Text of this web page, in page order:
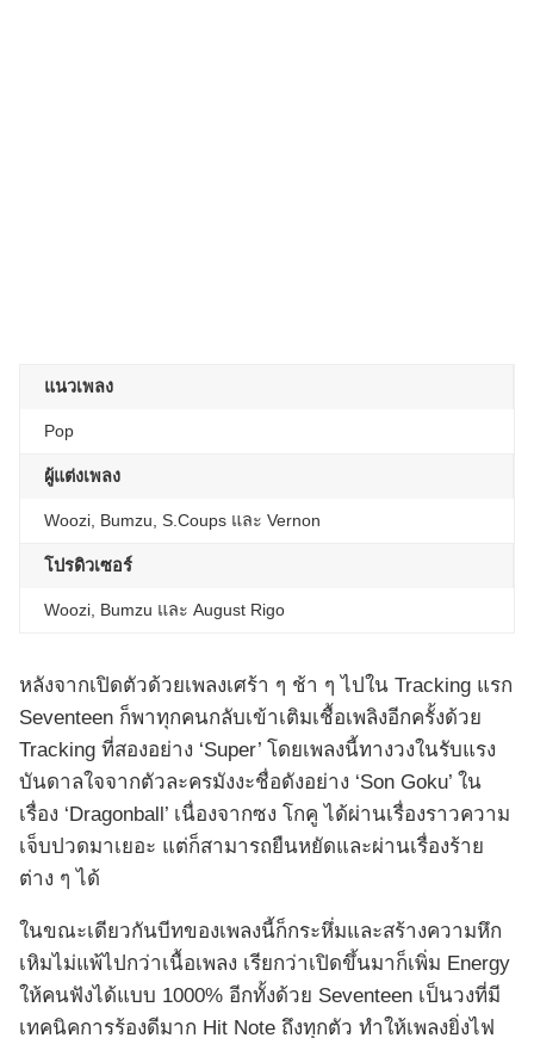
แนวเพลง
Pop
ผู้แต่งเพลง
Woozi, Bumzu, S.Coups และ Vernon
โปรดิวเซอร์
Woozi, Bumzu และ August Rigo
หลังจากเปิดตัวด้วยเพลงเศร้า ๆ ช้า ๆ ไปใน Tracking แรก
Seventeen ก็พาทุกคนกลับเข้าเติมเชื้อเพลิงอีกครั้งด้วย
Tracking ที่สองอย่าง ‘Super’ โดยเพลงนี้ทางวงในรับแรง
บันดาลใจจากตัวละครมังงะชื่อดังอย่าง ‘Son Goku’ ใน
เรื่อง ‘Dragonball’ เนื่องจากซง โกคู ได้ผ่านเรื่องราวความ
เจ็บปวดมาเยอะ แต่ก็สามารถยืนหยัดและผ่านเรื่องร้าย
ต่าง ๆ ได้
ในขณะเดียวกันบีทของเพลงนี้ก็กระหึ่มและสร้างความหึก
เหิมไม่แพ้ไปกว่าเนื้อเพลง เรียกว่าเปิดขึ้นมาก็เพิ่ม Energy
ให้คนฟังได้แบบ 1000% อีกทั้งด้วย Seventeen เป็นวงที่มี
เทคนิคการร้องดีมาก Hit Note ถึงทุกตัว ทำให้เพลงยิ่งไฟ